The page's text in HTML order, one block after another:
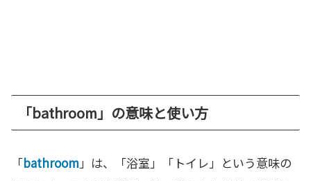
「bathroom」の意味と使い方
「bathroom」は、「浴室」「トイレ」という意味の